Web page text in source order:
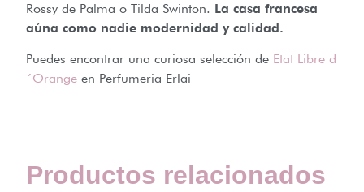
Rossy de Palma o Tilda Swinton. La casa francesa
aúna como nadie modernidad y calidad.
Puedes encontrar una curiosa selección de Etat Libre d
´Orange en Perfumeria Erlai
Productos relacionados